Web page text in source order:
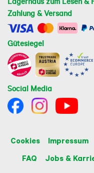
Zahlung & Versand
Gütesiegel
Social Media
Cookies Impressum
FAQ
Jobs &